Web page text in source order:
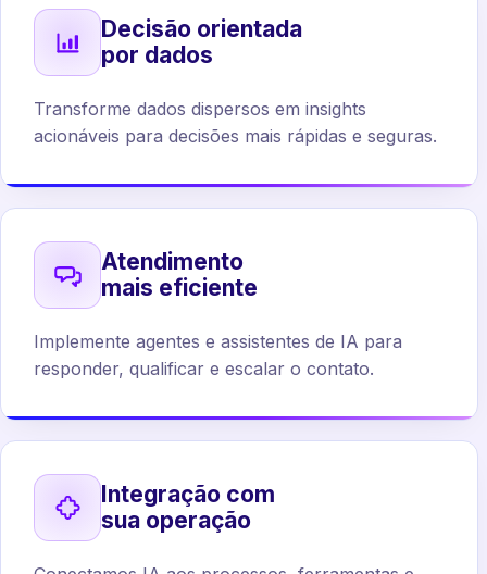
Decisão orientada
por dados
Transforme dados dispersos em insights
acionáveis para decisões mais rápidas e seguras.
Atendimento
mais eficiente
Implemente agentes e assistentes de IA para
responder, qualificar e escalar o contato.
Integração com
sua operação